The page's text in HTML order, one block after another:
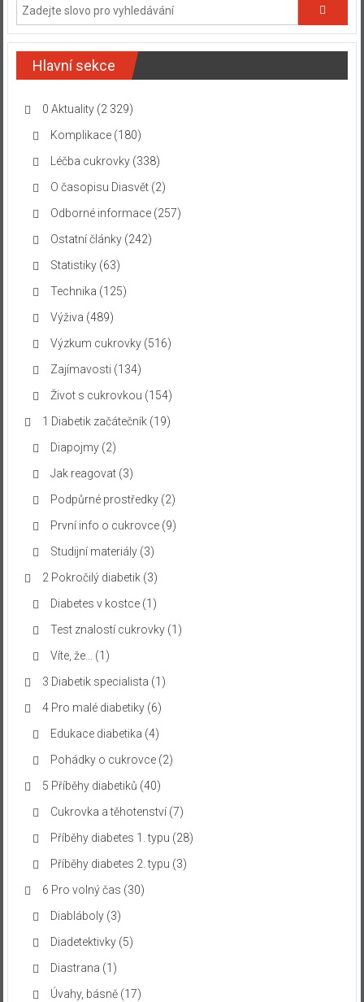
Hlavní sekce
0 Aktuality(2 329)
Komplikace(180)
Léčba cukrovky(338)
O časopisu Diasvět(2)
Odborné informace(257)
Ostatní články(242)
Statistiky(63)
Technika (125)
Výživa (489)
Výzkum cukrovky(516)
Zajímavosti (134)
Život s cukrovkou (154)
1 Diabetik začátečník(19)
Diapojmy(2)
Jak reagovat(3)
Podpůrné prostředky(2)
První info o cukrovce(9)
Studijní materiály(3)
2 Pokročilý diabetik(3)
Diabetes v kostce(1)
Test znalostí cukrovky(1)
Víte, že… (1)
3 Diabetik specialista (1)
4 Pro malé diabetiky(6)
Edukace diabetika (4)
Pohádky o cukrovce(2)
5 Příběhy diabetiků (40)
Cukrovka a těhotenství(7)
Příběhy diabetes 1. typu (28)
Příběhy diabetes 2. typu (3)
6 Pro volný čas (30)
Diabláboly(3)
Diadetektivky(5)
Diastrana (1)
Úvahy, básně(17)